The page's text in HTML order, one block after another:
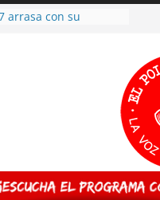
arrasa en el
de España sub20